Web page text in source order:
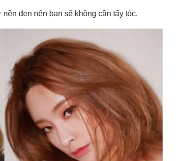
đen nên bạn sẽ không cần tẩy tóc.